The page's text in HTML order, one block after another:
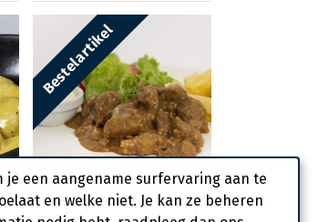
Bestelartikel
Stoofvlees Varkens
je een aangename surfervaring aan te
en welke niet. Je kan ze beheren